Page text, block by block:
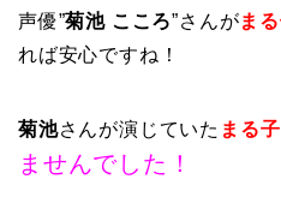
声優”菊池 こころ”さんがま
れば安心ですね！
菊池さんが演じていた まる子
ませんでした！